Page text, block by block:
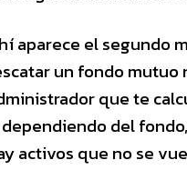
aparece el segundo
un fondo mutuo
que te
dependiendo del
activos que no se